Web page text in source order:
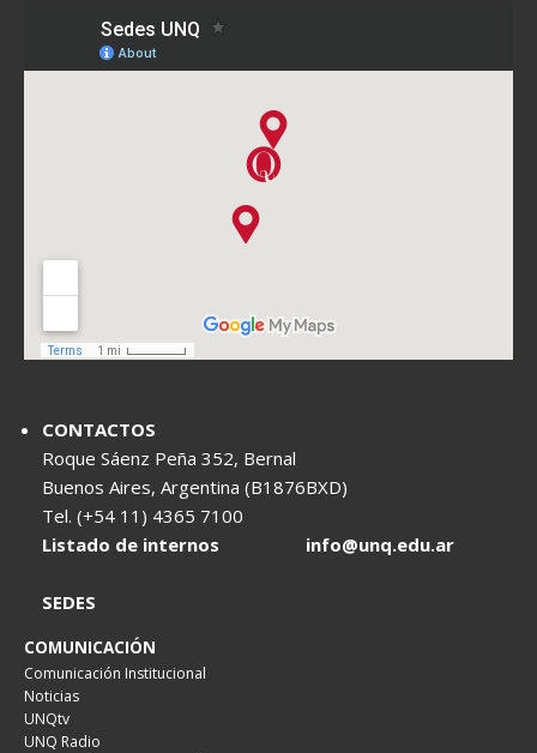
CONTACTOS
Roque Sáenz Peña 352, Bernal
Buenos Aires, Argentina (B1876BXD)
Tel. (+54 11) 4365 7100
Listado de internos
info@unq.edu.ar
SEDES
COMUNICACIÓN
Comunicación Institucional
Noticias
UNQtv
UNQ Radio